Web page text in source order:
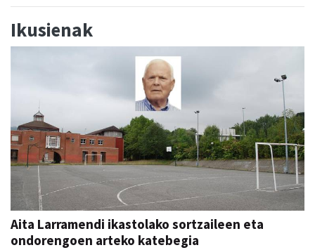
Ikusienak
Aita Larramendi ikastolako sortzaileen eta
ondorengoen arteko katebegia